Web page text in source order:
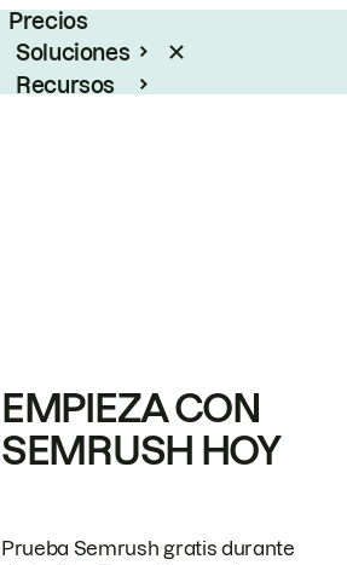
Precios
Soluciones
Recursos
EMPIEZA CON
SEMRUSH HOY
Prueba Semrush gratis durante